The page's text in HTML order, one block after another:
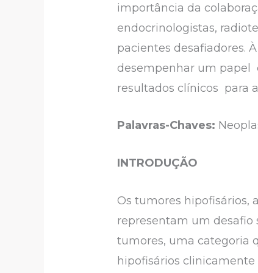
importância da
endocrinologistas,
pacientes desafiadores.
desempenhar um papel
resultados clínicos para
Palavras-Chaves:
INTRODUÇÃO
Os tumores hipofisários,
representam um desafio
tumores, uma categoria
hipofisários